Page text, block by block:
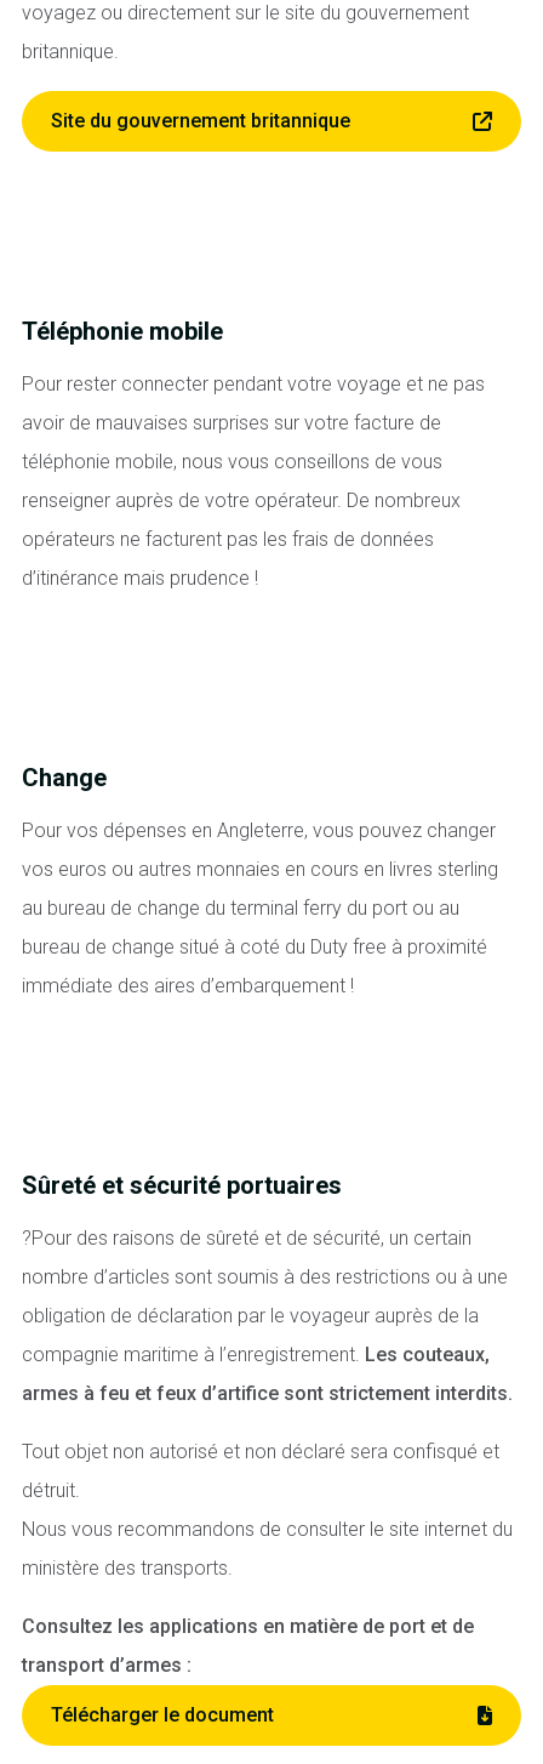
voyagez ou directement sur le site du gouvernement
britannique.
Site du gouvernement britannique
Téléphonie mobile
Pour rester connecter pendant votre voyage et ne pas
avoir de mauvaises surprises sur votre facture de
téléphonie mobile, nous vous conseillons de vous
renseigner auprès de votre opérateur. De nombreux
opérateurs ne facturent pas les frais de données
d’itinérance mais prudence !
Change
Pour vos dépenses en Angleterre, vous pouvez changer
vos euros ou autres monnaies en cours en livres sterling
au bureau de change du terminal ferry du port ou au
bureau de change situé à coté du Duty free à proximité
immédiate des aires d’embarquement !
Sûreté et sécurité portuaires
?Pour des raisons de sûreté et de sécurité, un certain
nombre d’articles sont soumis à des restrictions ou à une
obligation de déclaration par le voyageur auprès de la
compagnie maritime à l’enregistrement. Les couteaux,
armes à feu et feux d’artifice sont strictement interdits.
Tout objet non autorisé et non déclaré sera confisqué et
détruit.
Nous vous recommandons de consulter le site internet du
ministère des transports.
Consultez les applications en matière de port et de
transport d’armes :
Télécharger le document